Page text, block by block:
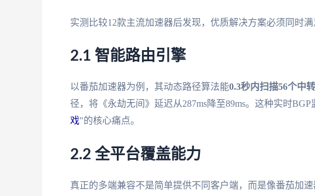
实测比较12款主流加速器后发现，优质解决方案必须同时满
2.1 智能路由引擎
以番茄加速器为例，其动态路径算法能0.3秒内扫描56个中
径，将《永劫无间》延迟从287ms降至89ms。这种实时
戏"的核心痛点。
2.2 全平台覆盖能力
真正的多端兼容不是简单提供不同客户端，而是像番茄加